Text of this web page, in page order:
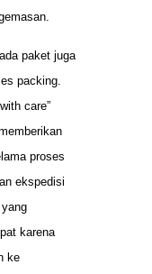
paket juga
packing.
care”
proses
ekspedisi
karena
ke